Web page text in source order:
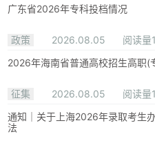
广东省2026年专科投档情况
政策 2026.08.05
阅读量
2026年海南省普通高校招生高职(
征集 2026.08.05
阅读量
通知｜关于上海2026年录取考生
法